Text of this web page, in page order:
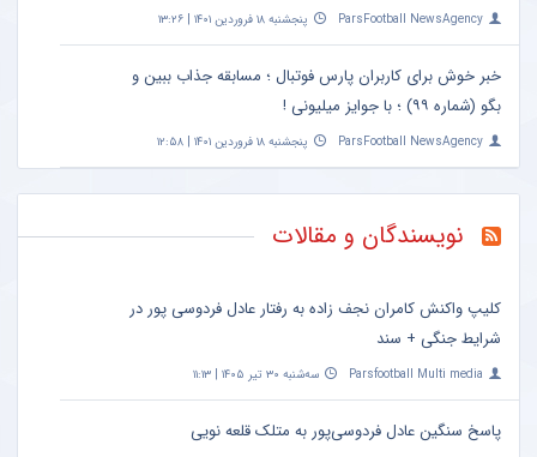
ParsFootball NewsAgency پنجشنبه ۱۸ فروردین ۱۴۰۱ | ۱۳:۲۶
خبر خوش برای کاربران پارس فوتبال ؛ مسابقه جذاب ببین و
بگو (شماره ۹۹) ؛ با جوایز میلیونی !
ParsFootball NewsAgency پنجشنبه ۱۸ فروردین ۱۴۰۱ | ۱۲:۵۸
نویسندگان و مقالات
کلیپ واکنش کامران نجف زاده به رفتار عادل فردوسی پور در
شرایط جنگی + سند
Parsfootball Multi media سه‌شنبه ۳۰ تیر ۱۴۰۵ | ۱۱:۱۳
پاسخ سنگین عادل فردوسی‌پور به متلک قلعه نویی